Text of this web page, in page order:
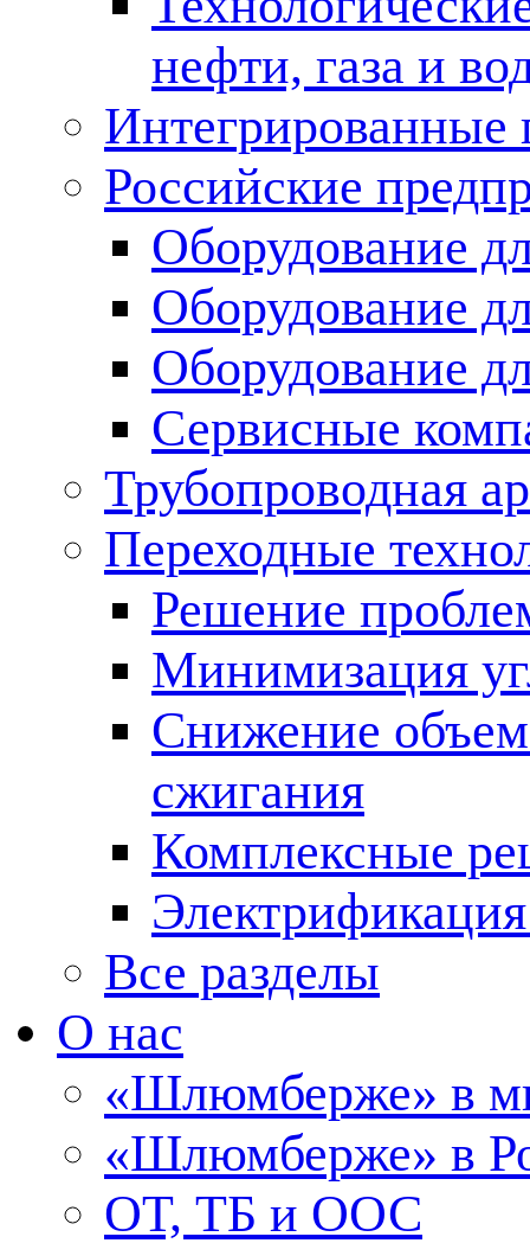
нефти, газа и
Российские
Оборудование
Оборудование
Оборудование
Сервисные
Трубопроводная
Переходные
Решение
Минимизация
Снижение
сжигания
Комплексные
Все разделы
О нас
«Шлюмберже» в
«Шлюмберже» в
ОТ, ТБ и ООС